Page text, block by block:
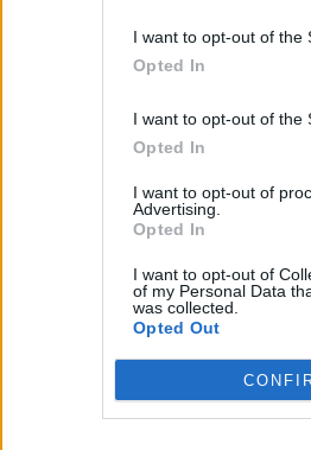
I want to opt-out of the
Opted In
I want to opt-out of the
Opted In
I want to opt-out of
Advertising.
Opted In
I want to opt-out of
of my Personal Data
was collected.
Opted Out
preso
di scalare ancora
una protagonista
il campionato di
Mattia
Sarà una
categoria